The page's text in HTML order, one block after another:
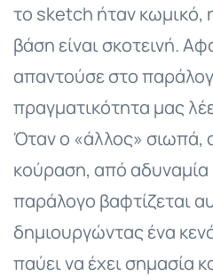
το sketch ήταν κωμικό,
βάση είναι σκοτεινή.
απαντούσε στο
πραγματικότητα μας
Όταν ο «άλλος» σιωπά,
κούραση, από
παράλογο βαφτίζεται
δημιουργώντας ένα
παύει να έχει σημασία